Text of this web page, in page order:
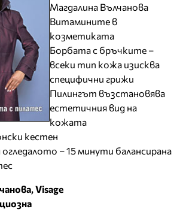
Магдалина Вълчанова
Витамините в
козметиката
Борбата с бръчките –
всеки тип кожа изисква
специфични грижи
Пилингът възстановява
естетичния вид на
кожата
кестен
– 15 минути балансирана
Visage